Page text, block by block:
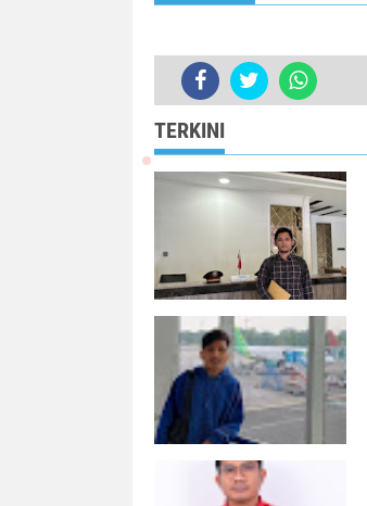
Tidak ada komentar:
Posting Komentar
TERKINI